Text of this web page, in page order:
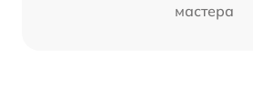
мастера